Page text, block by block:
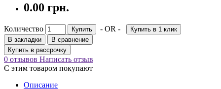
0.00 грн.
Количество Купить - OR -
Купить в 1 клик
В закладки
В сравнение
Купить в рассрочку
0 отзывов Написать отзыв
С этим товаром покупают
Описание